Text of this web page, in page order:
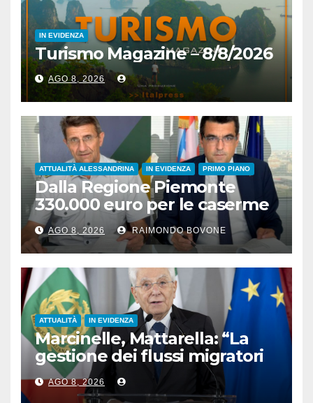
IN EVIDENZA
Turismo Magazine – 8/8/2026
AGO 8, 2026
ATTUALITÀ ALESSANDRINA IN EVIDENZA PRIMO PIANO
Dalla Regione Piemonte
330.000 euro per le caserme
della Guardia di Finanza
AGO 8, 2026 RAIMONDO BOVONE
ATTUALITÀ IN EVIDENZA
Marcinelle, Mattarella: “La
gestione dei flussi migratori
rispetti la dignità delle
persone”
AGO 8, 2026